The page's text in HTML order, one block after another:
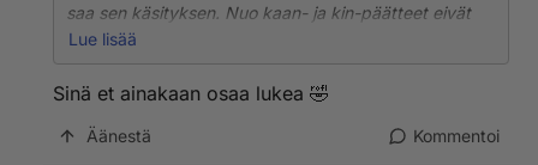
saa sen käsityksen. Nuo kaan- ja kin-päätteet eivät
juurikaan kuulu hyvään kieleen. Olen juurikin sitä
sopii., tähän toiseen.
Lue lisää
Sinä et ainakaan osaa lukea 🤣
Äänestä Kommentoi